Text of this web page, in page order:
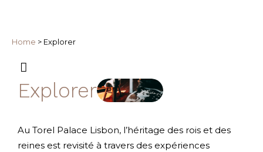
Home > Explorer
Explorer
Au Torel Palace Lisbon, l’héritage des rois et des
reines est revisité à travers des expériences